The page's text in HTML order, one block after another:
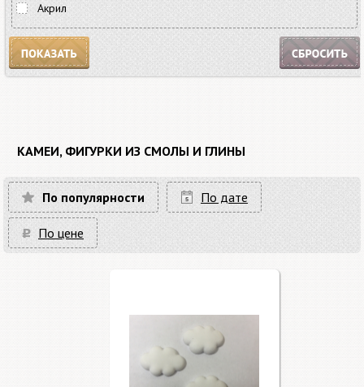
Красота
Кулинария
Отдых/Море
Птицы
Акрил
КАМЕИ, ФИГУРКИ ИЗ СМОЛЫ И ГЛИНЫ
По популярности По дате
По цене